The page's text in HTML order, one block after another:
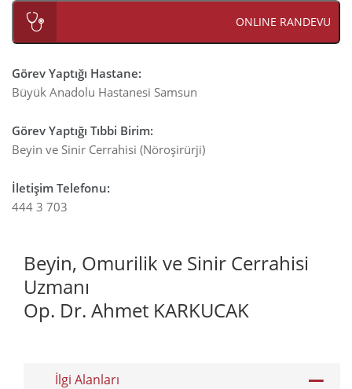
ONLINE RANDEVU
Görev Yaptığı Hastane:
Büyük Anadolu Hastanesi Samsun
Görev Yaptığı Tıbbi Birim:
Beyin ve Sinir Cerrahisi (Nöroşirürji)
İletişim Telefonu:
444 3 703
Beyin, Omurilik ve Sinir Cerrahisi
Uzmanı
Op. Dr. Ahmet KARKUCAK
İlgi Alanları